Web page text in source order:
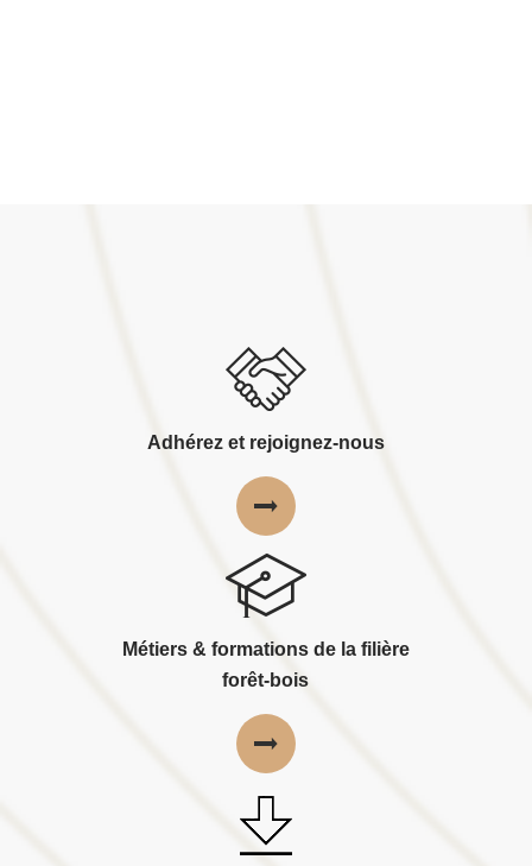
Adhérez et rejoignez-nous
Métiers & formations de la filière
forêt-bois